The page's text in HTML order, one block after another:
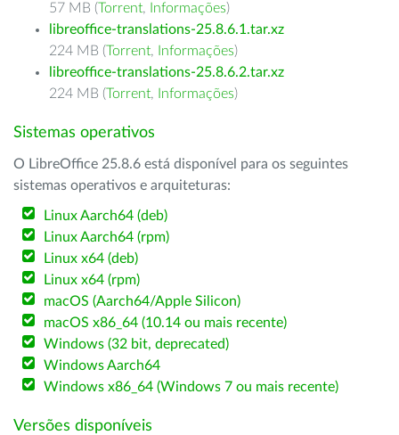
57 MB (Torrent, Informações)
libreoffice-translations-25.8.6.1.tar.xz
224 MB (Torrent, Informações)
libreoffice-translations-25.8.6.2.tar.xz
224 MB (Torrent, Informações)
Sistemas operativos
O LibreOffice 25.8.6 está disponível para os seguintes
sistemas operativos e arquiteturas:
Linux Aarch64 (deb)
Linux Aarch64 (rpm)
Linux x64 (deb)
Linux x64 (rpm)
macOS (Aarch64/Apple Silicon)
macOS x86_64 (10.14 ou mais recente)
Windows (32 bit, deprecated)
Windows Aarch64
Windows x86_64 (Windows 7 ou mais recente)
Versões disponíveis